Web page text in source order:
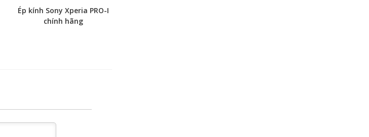
Ép kính Sony Xperia PRO-I
chính hãng